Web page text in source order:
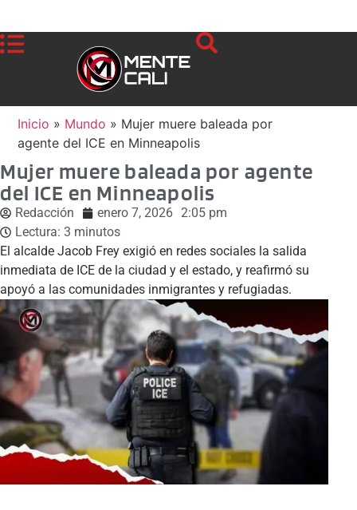
Inicio » Mundo » Mujer muere baleada por
agente del ICE en Minneapolis
Mujer muere baleada por agente
del ICE en Minneapolis
Redacción enero 7, 2026 2:05 pm
Lectura: 3 minutos
El alcalde Jacob Frey exigió en redes sociales la salida
inmediata de ICE de la ciudad y el estado, y reafirmó su
apoyó a las comunidades inmigrantes y refugiadas.